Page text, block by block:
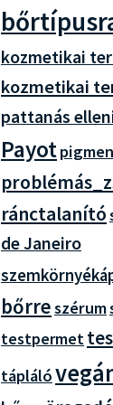
kozmetikai
kozmetikai
pattanás
Payot
ránctalanító
de Janeiro
bőrreszérum
testpermet
tápláló